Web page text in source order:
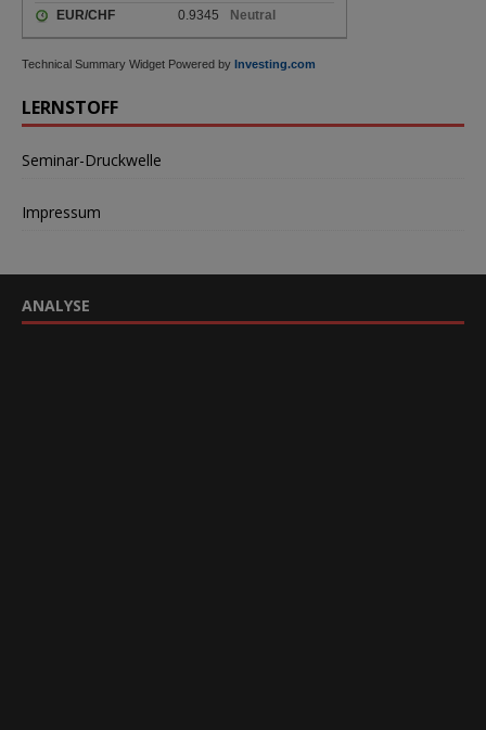
Technical Summary Widget Powered by Investing.com
LERNSTOFF
Seminar-Druckwelle
Impressum
ANALYSE